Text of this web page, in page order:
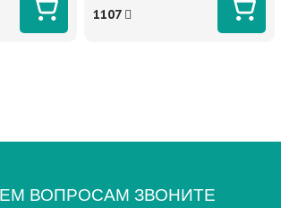
1107
ВОПРОСАМ ЗВОНИТЕ